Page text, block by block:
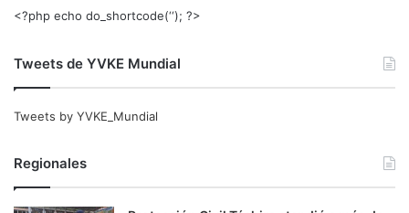
<?php echo do_shortcode(‘‘); ?>
Tweets de YVKE Mundial
Tweets by YVKE_Mundial
Regionales